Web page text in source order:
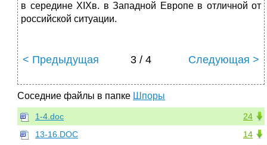
в середине XIXв. в Западной Европе в отличной от
российской ситуации.
< Предыдущая 3 / 4 Следующая >
Соседние файлы в папке Шпоры
24
1-4.doc
14
13-16.DOC